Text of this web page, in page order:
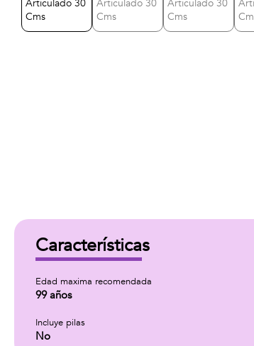
Características
Edad maxima recomendada
99 años
Incluye pilas
No